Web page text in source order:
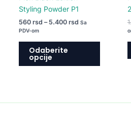
Styling Powder P1
560 rsd – 5.400 rsd Sa
PDV-om
Odaberite
opcije